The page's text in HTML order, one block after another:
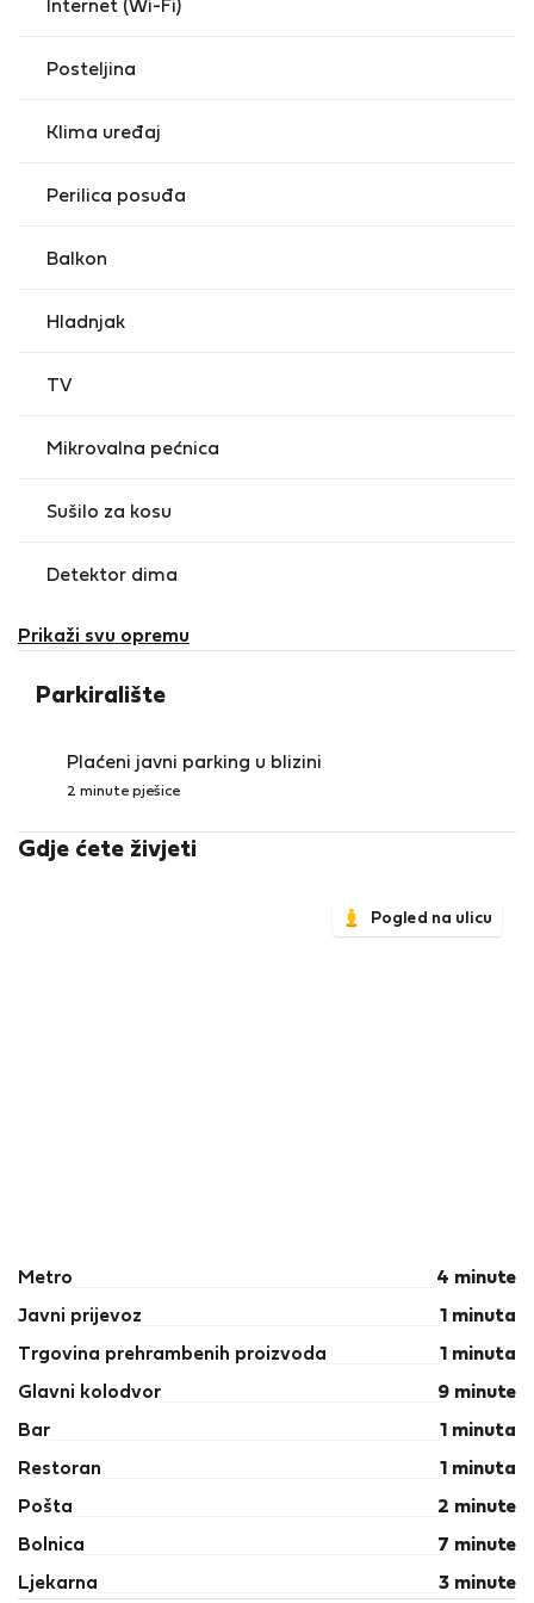
Internet (Wi-Fi)
Posteljina
Klima uređaj
Perilica posuđa
Balkon
Hladnjak
TV
Mikrovalna pećnica
Sušilo za kosu
Detektor dima
Prikaži svu opremu
Parkiralište
Plaćeni javni parking u blizini
2 minute pješice
Gdje ćete živjeti
Pogled na ulicu
Metro 4 minute
Javni prijevoz 1 minuta
Trgovina prehrambenih proizvoda 1 minuta
Glavni kolodvor 9 minute
Bar 1 minuta
Restoran 1 minuta
Pošta 2 minute
Bolnica 7 minute
Ljekarna 3 minute